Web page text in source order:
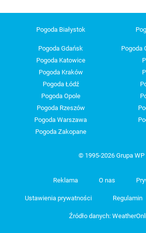
Pogoda Białystok
Pogoda Gdańsk
Pogoda
Pogoda Katowice
Pogoda Kraków
Pogoda Łódź
Pogoda Opole
Pogoda Rzeszów
Pogoda Warszawa
Pogoda Zakopane
© 1995-2026 Grupa WP
Reklama O nas
Ustawienia prywatności Regulamin
Źródło danych: